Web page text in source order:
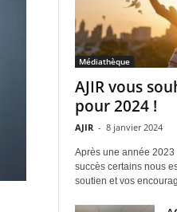
Médiathèque
AJIR vous
pour 2024 !
AJIR - 8 janvier 2024
Après une année
succès certains nous
soutien et vos